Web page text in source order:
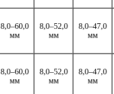
8,0–60,0
мм
8,0–52,0
мм
8,0–47,0
мм
8,0–60,0
мм
8,0–52,0
мм
8,0–47,0
мм